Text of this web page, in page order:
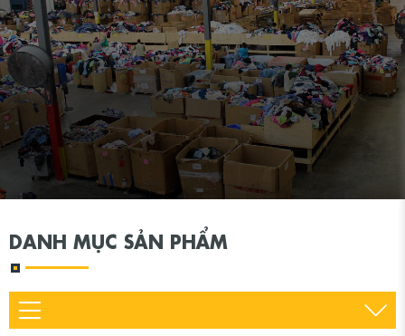
DANH MỤC SẢN PHẨM